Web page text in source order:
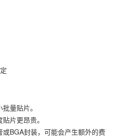
量贴片。
片更昂贵。
BGA封装，可能会产生额外的费